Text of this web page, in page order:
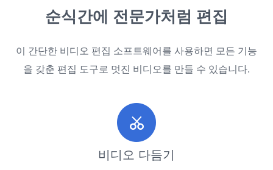
순식간에 전문가처럼 편집
이 간단한 비디오 편집 소프트웨어를 사용하면 모든 기능
을 갖춘 편집 도구로 멋진 비디오를 만들 수 있습니다.
비디오 다듬기